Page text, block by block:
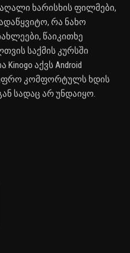
ხარისხის ფილმები,
რა ნახო
წაიკითხე
საქმის კურსში
აქვს Android
კომფორტულს ხდის
სადაც არ უნდაიყო.